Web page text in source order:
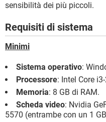
sensibilità dei più piccoli.
Requisiti di sistema
Minimi
Sistema operativo:
Processore: Intel Core
Memoria: 8 GB di RAM.
Scheda video: Nvidia
5570 (entrambe con un 1